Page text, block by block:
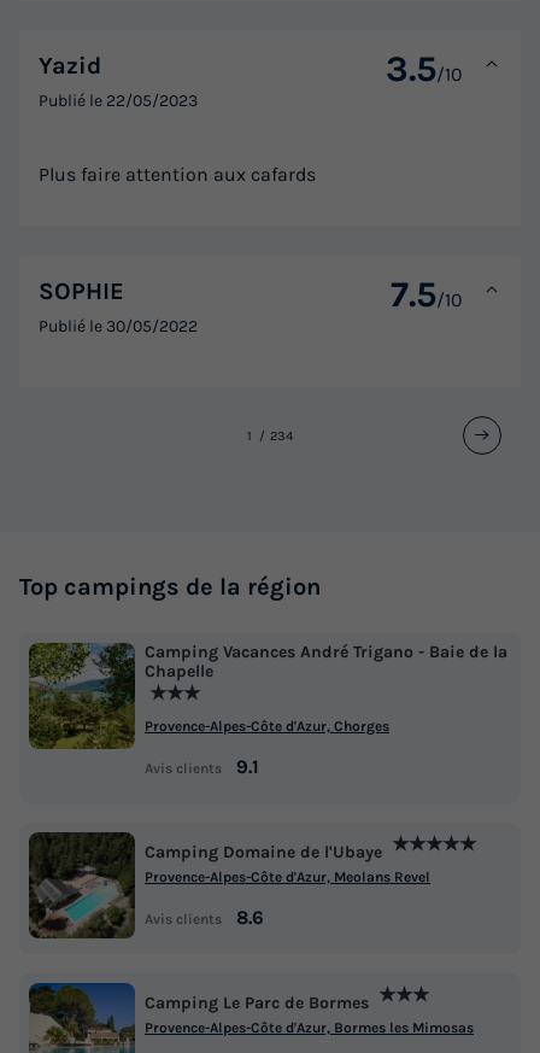
Yazid 3.5/10
Publié le 22/05/2023
Plus faire attention aux cafards
SOPHIE 7.5/10
Publié le 30/05/2022
1 234
Top campings de la région
Camping Vacances André Trigano - Baie de la
Chapelle
★★★
Provence-Alpes-Côte d'Azur, Chorges
Avis clients 9.1
Camping Domaine de l'Ubaye ★★★★★
Provence-Alpes-Côte d'Azur, Meolans Revel
Avis clients 8.6
Camping Le Parc de Bormes ★★★
Provence-Alpes-Côte d'Azur, Bormes les Mimosas